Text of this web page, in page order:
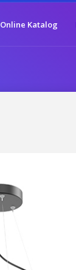
Online Katalog